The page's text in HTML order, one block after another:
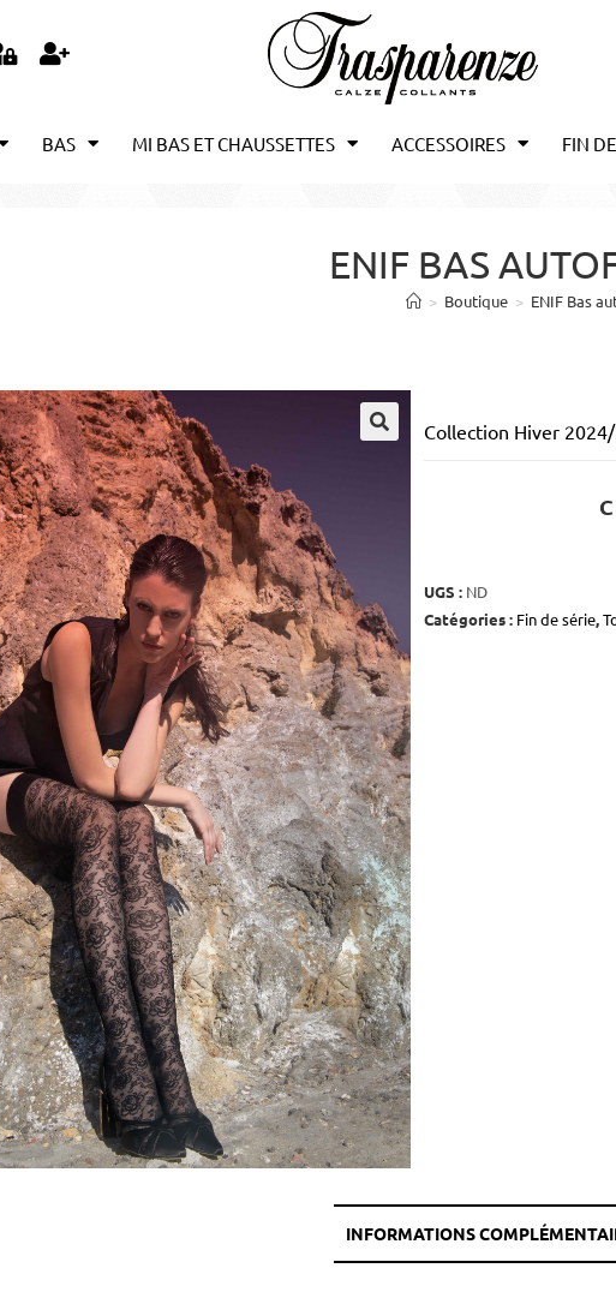
BAS MI BAS ET CHAUSSETTES ACCESSOIRES FIN
ENIF BAS
> Boutique > ENIF Bas
Collection Hiver
UGS : ND
Catégories : Fin de série,
INFORMATIONS